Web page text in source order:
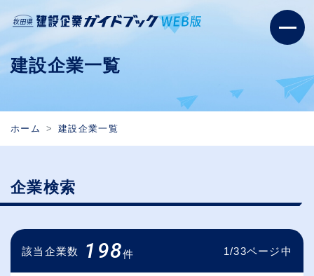
建設企業一覧
ホーム 建設企業一覧
企業検索
該当企業数 198件 1/33ページ中